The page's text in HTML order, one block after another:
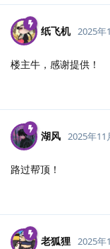
纸飞机 2025年
楼主牛，感谢提供！
湖风 2025年11
路过帮顶！
老狐狸 2025年